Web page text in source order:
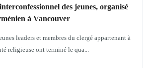
des jeunes, organisé
à Vancouver
leaders et membres du clergé appartenant à
religieuse ont terminé le qua...